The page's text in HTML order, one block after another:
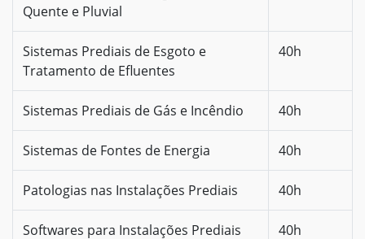
Quente e Pluvial
Sistemas Prediais de Esgoto e
Tratamento de Efluentes
40h
Sistemas Prediais de Gás e Incêndio 40h
Sistemas de Fontes de Energia 40h
Patologias nas Instalações Prediais 40h
Softwares para Instalações Prediais 40h